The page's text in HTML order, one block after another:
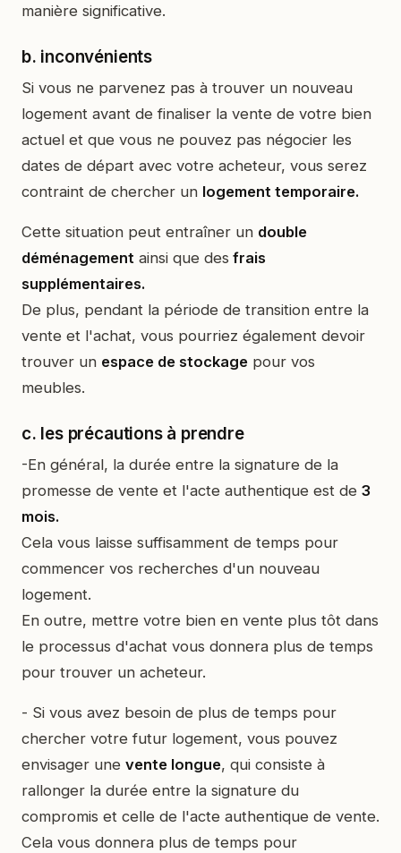
manière significative.
b. inconvénients
Si vous ne parvenez pas à trouver un nouveau
logement avant de finaliser la vente de votre bien
actuel et que vous ne pouvez pas négocier les
dates de départ avec votre acheteur, vous serez
contraint de chercher un logement temporaire.
Cette situation peut entraîner un double
déménagement ainsi que des frais
supplémentaires.
De plus, pendant la période de transition entre la
vente et l'achat, vous pourriez également devoir
trouver un espace de stockage pour vos
meubles.
c. les précautions à prendre
-En général, la durée entre la signature de la
promesse de vente et l'acte authentique est de 3
mois.
Cela vous laisse suffisamment de temps pour
commencer vos recherches d'un nouveau
logement.
En outre, mettre votre bien en vente plus tôt dans
le processus d'achat vous donnera plus de temps
pour trouver un acheteur.
- Si vous avez besoin de plus de temps pour
chercher votre futur logement, vous pouvez
envisager une vente longue, qui consiste à
rallonger la durée entre la signature du
compromis et celle de l'acte authentique de vente.
Cela vous donnera plus de temps pour